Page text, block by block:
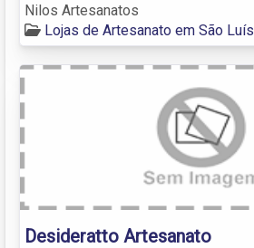
Nilos Artesanatos
Lojas de Artesanato em São Luís
Desideratto Artesanato